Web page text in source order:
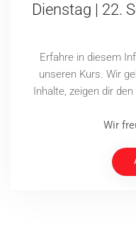
Dienstag | 22.
Erfahre in diesem
unseren Kurs. Wir
Inhalte, zeigen dir
Wir